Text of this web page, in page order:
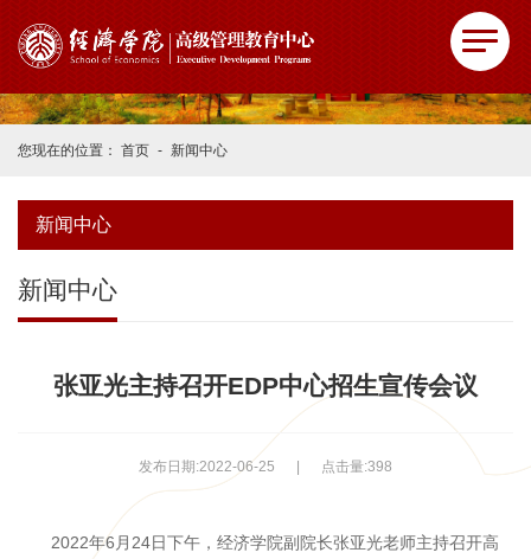
您现在的位置： 首页 - 新闻中心
新闻中心
新闻中心
张亚光主持召开EDP中心招生宣传会议
发布日期:2022-06-25 点击量:398
2022年6月24日下午，经济学院副院长张亚光老师主持召开高